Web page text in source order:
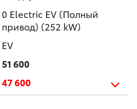
0 Electric EV (Полный
привод) (252 kW)
EV
51 600
47 600